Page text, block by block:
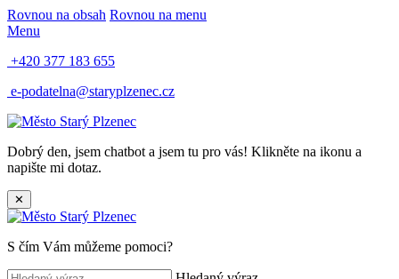
Rovnou na obsah Rovnou na menu
Menu
+420 377 183 655
e-podatelna@staryplzenec.cz
Dobrý den, jsem chatbot a jsem tu pro vás! Klikněte na ikonu a
napište mi dotaz.
✕
S čím Vám můžeme pomoci?